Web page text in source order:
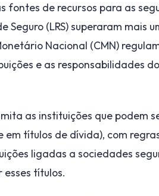
fontes de recursos para as
Seguro (LRS) superaram mais
Nacional (CMN)
e as responsabilidades
as instituições que podem
títulos de dívida), com
ligadas a sociedades
esses títulos.